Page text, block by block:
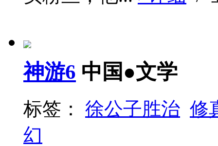
神游6 中国●文学
标签： 徐公子胜治 修
幻